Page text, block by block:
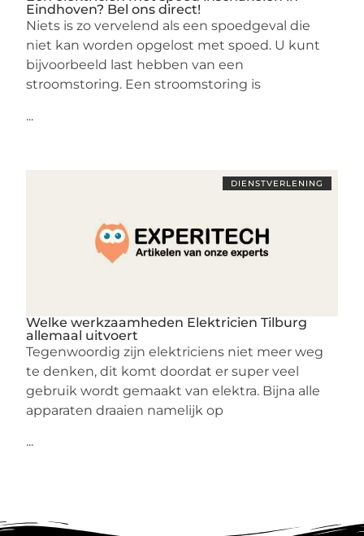
Eindhoven? Bel ons direct!
Niets is zo vervelend als een spoedgeval die
niet kan worden opgelost met spoed. U kunt
bijvoorbeeld last hebben van een
stroomstoring. Een stroomstoring is
...
DIENSTVERLENING
Welke werkzaamheden Elektricien Tilburg
allemaal uitvoert
Tegenwoordig zijn elektriciens niet meer weg
te denken, dit komt doordat er super veel
gebruik wordt gemaakt van elektra. Bijna alle
apparaten draaien namelijk op
...